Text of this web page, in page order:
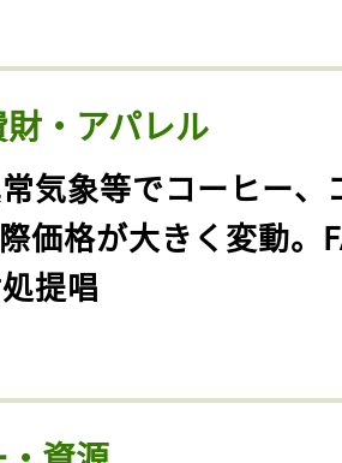
・アパレル
常気象等でコーヒー、
価格が大きく変動。
提唱